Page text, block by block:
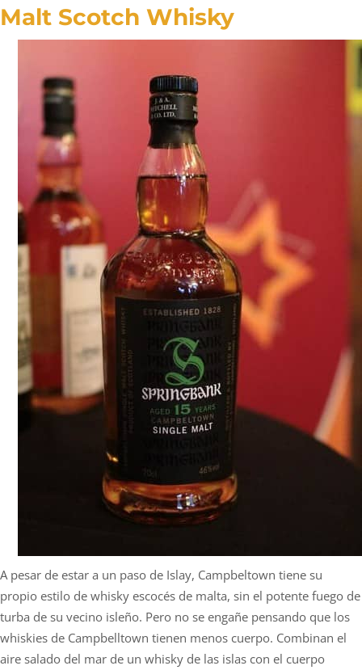
Malt Scotch Whisky
A pesar de estar a un paso de Islay, Campbeltown tiene su
propio estilo de whisky escocés de malta, sin el potente fuego de
turba de su vecino isleño. Pero no se engañe pensando que los
whiskies de Campbelltown tienen menos cuerpo. Combinan el
aire salado del mar de un whisky de las islas con el cuerpo